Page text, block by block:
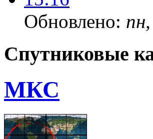
Обновлено:
Спутниковые
МКС